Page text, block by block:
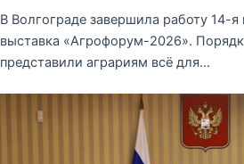
В Волгограде завершила работу 14-
выставка «Агрофорум-2026».
представили аграриям всё для…